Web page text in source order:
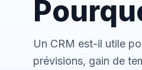
Un CRM est-il utile
prévisions, gain de